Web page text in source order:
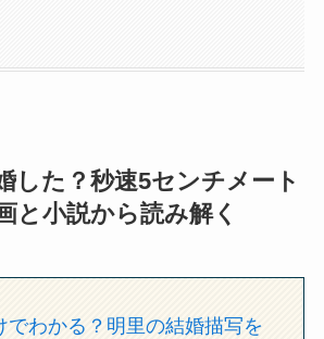
した？秒速5センチメート
と小説から読み解く
でわかる？明里の結婚描写を